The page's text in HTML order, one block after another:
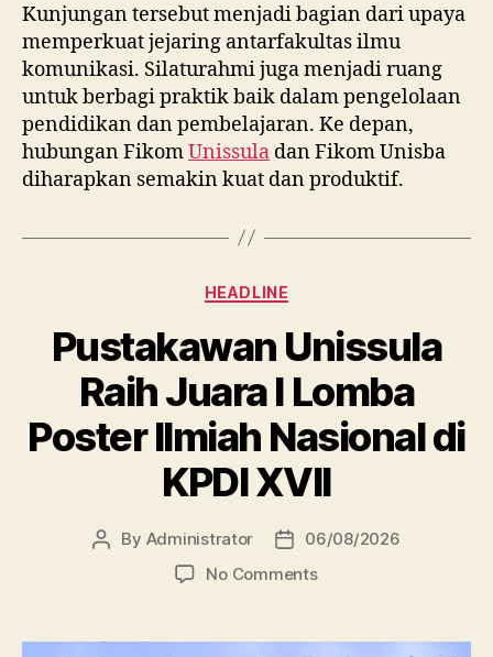
Kunjungan tersebut menjadi bagian dari upaya
memperkuat jejaring antarfakultas ilmu
komunikasi. Silaturahmi juga menjadi ruang
untuk berbagi praktik baik dalam pengelolaan
pendidikan dan pembelajaran. Ke depan,
hubungan FikomUnissula dan Fikom Unisba
diharapkan semakin kuat dan produktif.
Categories
HEADLINE
Pustakawan Unissula
Raih Juara I Lomba
Poster Ilmiah Nasional di
KPDI XVII
Post
By Administrator
Post
date
06/08/2026
No Commentson
Raih